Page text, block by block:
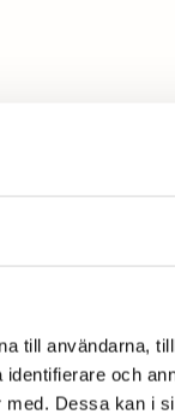
till användarna,
och
Dessa kan i
som du
stort
dig.